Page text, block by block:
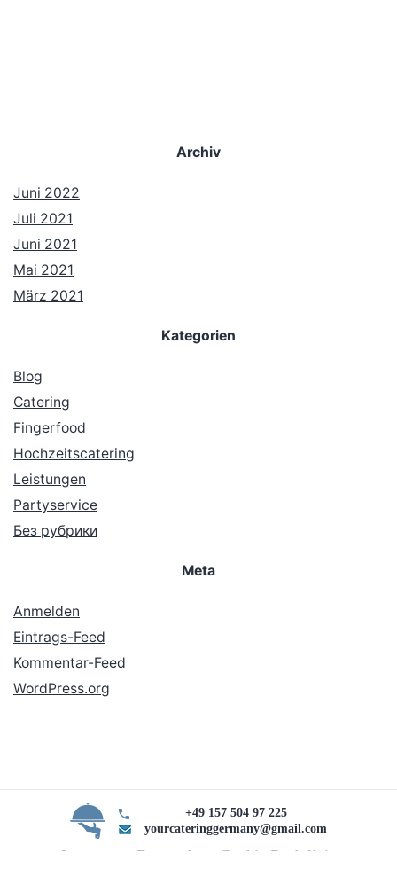
Archiv
Juni 2022
Juli 2021
Juni 2021
Mai 2021
März 2021
Kategorien
Blog
Catering
Fingerfood
Hochzeitscatering
Leistungen
Partyservice
Без рубрики
Meta
Anmelden
Eintrags-Feed
Kommentar-Feed
WordPress.org
+49 157 504 97 225
yourcateringgermany@gmail.com
Impressum Datenschutz Cookie Rechtlinie